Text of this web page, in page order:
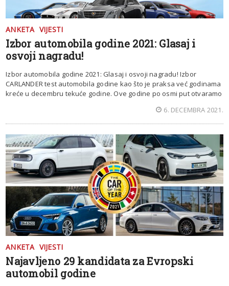
ANKETA VIJESTI
Izbor automobila godine 2021: Glasaj i
osvoji nagradu!
Izbor automobila godine 2021: Glasaj i osvoji nagradu! Izbor
CARLANDER test automobila godine kao što je praksa već godinama
kreće u decembru tekuće godine. Ove godine po osmi put otvaramo
6. DECEMBRA 2021.
ANKETA VIJESTI
Najavljeno 29 kandidata za Evropski
automobil godine